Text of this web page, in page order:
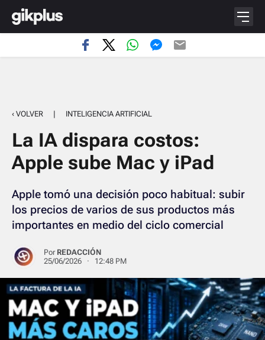
‹ VOLVER | INTELIGENCIA ARTIFICIAL
La IA dispara costos:
Apple sube Mac y iPad
Apple tomó una decisión poco habitual: subir
los precios de varios de sus productos más
importantes en medio del ciclo comercial
Por REDACCIÓN
25/06/2026 · 12:48 PM